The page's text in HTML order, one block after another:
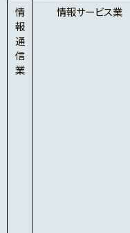
情
報
通
信
業
情報サービス業